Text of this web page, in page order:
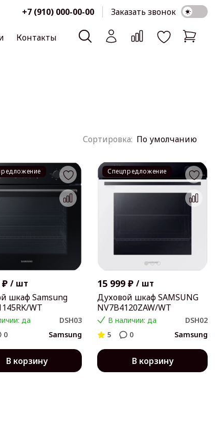
+7 (910) 000-00-00 Заказать звонок
Контакты
По умолчанию
₽ / шт
шкаф Samsung
WT
да
DSH03
0 Samsung
В корзину
Спецпредложение
15 999 ₽ / шт
Духовой шкаф SAMSUNG
NV7B4120ZAW/WT
В наличии: да
DSH02
5
0 Samsung
В корзину